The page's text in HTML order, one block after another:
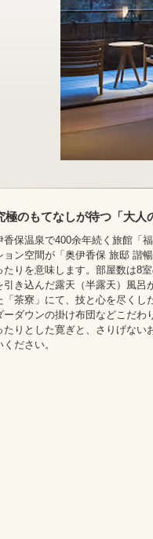
極のもてなしが待つ「大人
香保温泉で400余年続く旅館「
ョン空間が「奥伊香保 旅邸 諧
たりを意味します。部屋数は8
引き込んだ露天（半露天）風呂
「茶寮」にて、技と心を尽くし
ーダウンの掛け布団などこだわ
たりとした寛ぎと、さりげない
ください。